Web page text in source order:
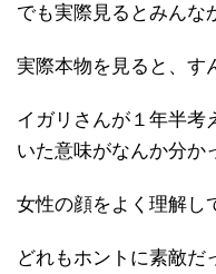
でも実際見るとみんな
実際本物を見ると、す
イガリさんが１年半考
いた意味がなんか分か
女性の顔をよく理解し
どれもホントに素敵だ